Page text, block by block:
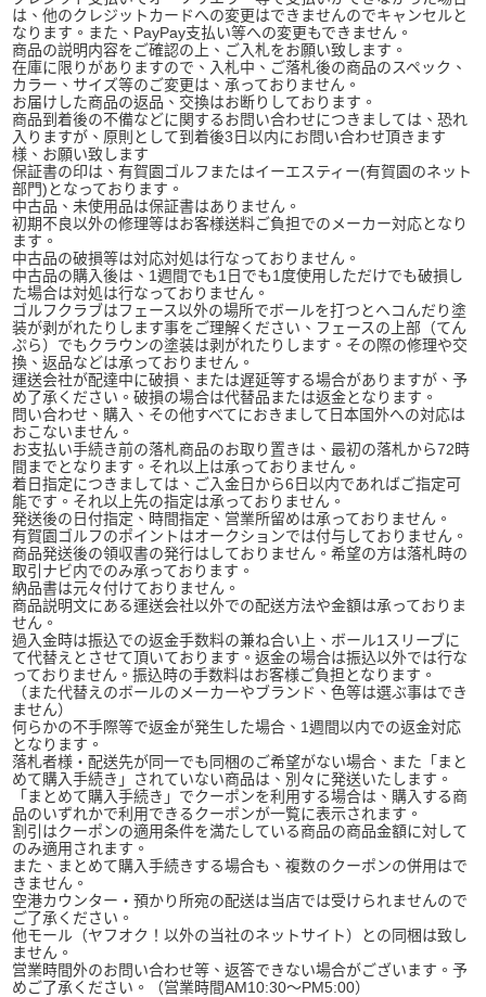
は、他のクレジットカードへの変更はできませんのでキャンセルと
なります。また、PayPay支払い等への変更もできません。
商品の説明内容をご確認の上、ご入札をお願い致します。
在庫に限りがありますので、入札中、ご落札後の商品のスペック、
カラー、サイズ等のご変更は、承っておりません。
お届けした商品の返品、交換はお断りしております。
商品到着後の不備などに関するお問い合わせにつきましては、恐れ
入りますが、原則として到着後3日以内にお問い合わせ頂きます
様、お願い致します
保証書の印は、有賀園ゴルフまたはイーエスティー(有賀園のネット
部門)となっております。
中古品、未使用品は保証書はありません。
初期不良以外の修理等はお客様送料ご負担でのメーカー対応となり
ます。
中古品の破損等は対応対処は行なっておりません。
中古品の購入後は、1週間でも1日でも1度使用しただけでも破損し
た場合は対処は行なっておりません。
ゴルフクラブはフェース以外の場所でボールを打つとヘコんだり塗
装が剥がれたりします事をご理解ください、フェースの上部（てん
ぷら）でもクラウンの塗装は剥がれたりします。その際の修理や交
換、返品などは承っておりません。
運送会社が配達中に破損、または遅延等する場合がありますが、予
め了承ください。破損の場合は代替品または返金となります。
問い合わせ、購入、その他すべてにおきまして日本国外への対応は
おこないません。
お支払い手続き前の落札商品のお取り置きは、最初の落札から72時
間までとなります。それ以上は承っておりません。
着日指定につきましては、ご入金日から6日以内であればご指定可
能です。それ以上先の指定は承っておりません。
発送後の日付指定、時間指定、営業所留めは承っておりません。
有賀園ゴルフのポイントはオークションでは付与しておりません。
商品発送後の領収書の発行はしておりません。希望の方は落札時の
取引ナビ内でのみ承っております。
納品書は元々付けておりません。
商品説明文にある運送会社以外での配送方法や金額は承っておりま
せん。
過入金時は振込での返金手数料の兼ね合い上、ボール1スリーブに
て代替えとさせて頂いております。返金の場合は振込以外では行な
っておりません。振込時の手数料はお客様ご負担となります。
（また代替えのボールのメーカーやブランド、色等は選ぶ事はでき
ません）
何らかの不手際等で返金が発生した場合、1週間以内での返金対応
となります。
落札者様・配送先が同一でも同梱のご希望がない場合、また「まと
めて購入手続き」されていない商品は、別々に発送いたします。
「まとめて購入手続き」でクーポンを利用する場合は、購入する商
品のいずれかで利用できるクーポンが一覧に表示されます。
割引はクーポンの適用条件を満たしている商品の商品金額に対して
のみ適用されます。
また、まとめて購入手続きする場合も、複数のクーポンの併用はで
きません。
空港カウンター・預かり所宛の配送は当店では受けられませんので
ご了承ください。
他モール（ヤフオク！以外の当社のネットサイト）との同梱は致し
ません。
営業時間外のお問い合わせ等、返答できない場合がございます。予
めご了承ください。（営業時間AM10:30～PM5:00）